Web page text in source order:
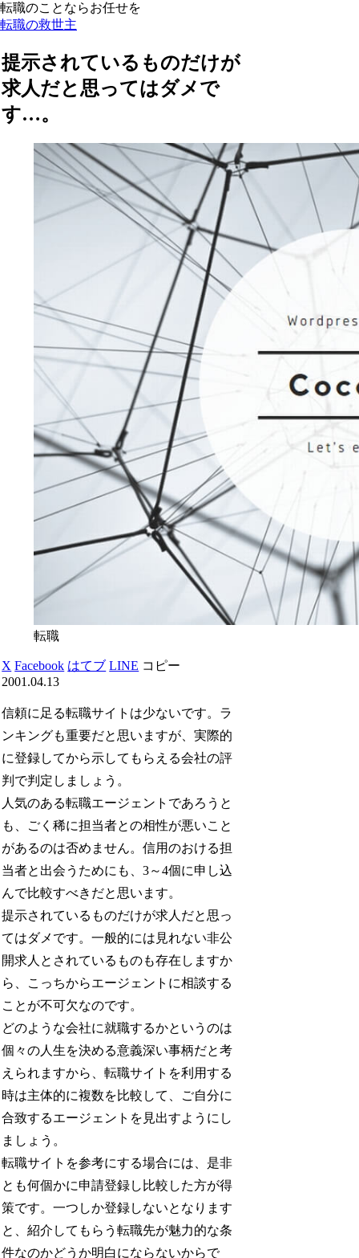
転職のことならお任せを
転職の救世主
提示されているものだけが
求人だと思ってはダメで
す…。
転職
X Facebook はてブ LINE コピー
2001.04.13
信頼に足る転職サイトは少ないです。ラ
ンキングも重要だと思いますが、実際的
に登録してから示してもらえる会社の評
判で判定しましょう。
人気のある転職エージェントであろうと
も、ごく稀に担当者との相性が悪いこと
があるのは否めません。信用のおける担
当者と出会うためにも、3～4個に申し込
んで比較すべきだと思います。
提示されているものだけが求人だと思っ
てはダメです。一般的には見れない非公
開求人とされているものも存在しますか
ら、こっちからエージェントに相談する
ことが不可欠なのです。
どのような会社に就職するかというのは
個々の人生を決める意義深い事柄だと考
えられますから、転職サイトを利用する
時は主体的に複数を比較して、ご自分に
合致するエージェントを見出すようにし
ましょう。
転職サイトを参考にする場合には、是非
とも何個かに申請登録し比較した方が得
策です。一つしか登録しないとなります
と、紹介してもらう転職先が魅力的な条
件なのかどうか明白にならないからで